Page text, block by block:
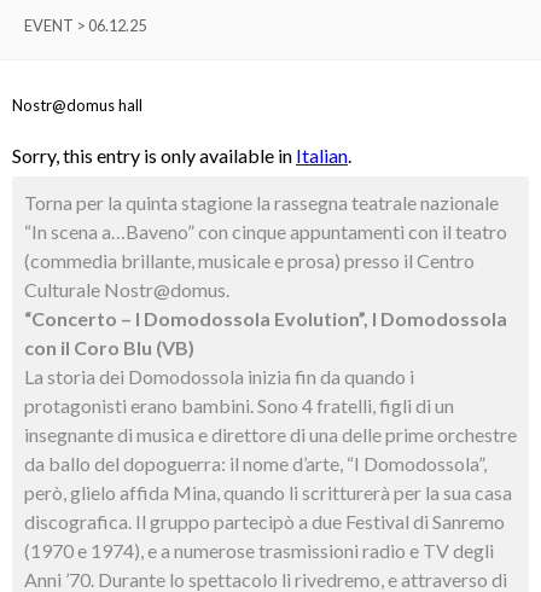
EVENT > 06.12.25
Nostr@domus hall
Sorry, this entry is only available in Italian.
Torna per la quinta stagione la rassegna teatrale nazionale
“In scena a…Baveno” con cinque appuntamenti con il teatro
(commedia brillante, musicale e prosa) presso il Centro
Culturale Nostr@domus.
“Concerto – I Domodossola Evolution”, I Domodossola
con il Coro Blu (VB)
La storia dei Domodossola inizia fin da quando i
protagonisti erano bambini. Sono 4 fratelli, figli di un
insegnante di musica e direttore di una delle prime orchestre
da ballo del dopoguerra: il nome d’arte, “I Domodossola”,
però, glielo affida Mina, quando li scritturerà per la sua casa
discografica. Il gruppo partecipò a due Festival di Sanremo
(1970 e 1974), e a numerose trasmissioni radio e TV degli
Anni ’70. Durante lo spettacolo li rivedremo, e attraverso di